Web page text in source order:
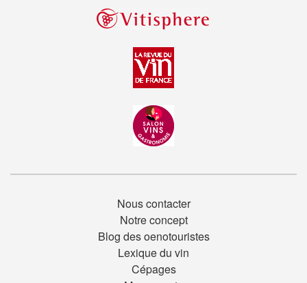
Nous contacter
Notre concept
Blog des oenotouristes
Lexique du vin
Cépages